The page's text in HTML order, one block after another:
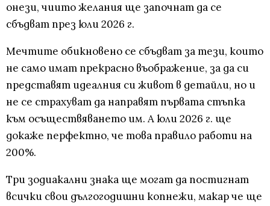
онези, чиито желания ще започнат да се
сбъдват през юли 2026 г.
Мечтите обикновено се сбъдват за тези, които
не само имат прекрасно въображение, за да си
представят идеалния си живот в детайли, но и
не се страхуват да направят първата стъпка
към осъществяването им. А юли 2026 г. ще
докаже перфектно, че това правило работи на
200%.
Три зодиакални знака ще могат да постигнат
всички свои дългогодишни копнежи, макар че ще